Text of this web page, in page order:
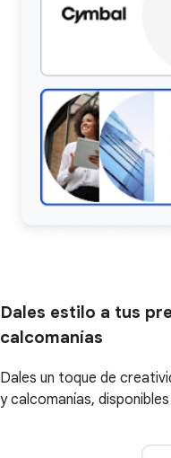
Dales estilo a tus
calcomanías
Dales un toque de
y calcomanías,